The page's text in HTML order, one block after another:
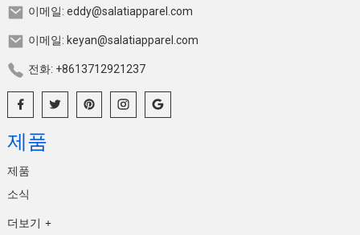
이메일: eddy@salatiapparel.com
이메일: keyan@salatiapparel.com
전화: +8613712921237
제품
제품
소식
더보기